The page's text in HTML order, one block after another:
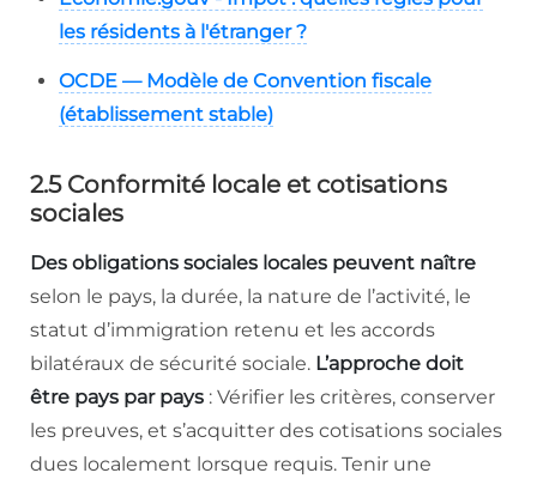
les résidents à l'étranger ?
OCDE — Modèle de Convention fiscale
(établissement stable)
2.5 Conformité locale et cotisations
sociales
Des obligations sociales locales peuvent naître
selon le pays, la durée, la nature de l’activité, le
statut d’immigration retenu et les accords
bilatéraux de sécurité sociale. L’approche doit
être pays par pays : Vérifier les critères, conserver
les preuves, et s’acquitter des cotisations sociales
dues localement lorsque requis. Tenir une